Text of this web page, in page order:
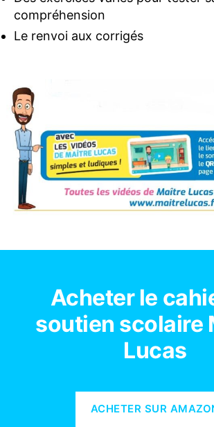
compréhension
Le renvoi aux corrigés
Acheter le
soutien scolaire
Lucas
ACHETER SUR